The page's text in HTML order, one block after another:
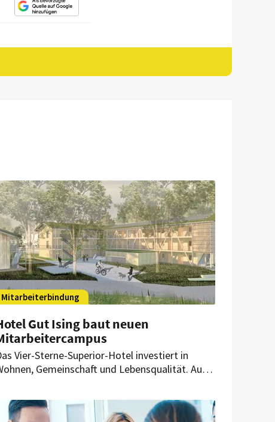
Mitarbeiterbindung
Gut Ising baut neuen
Vier-Sterne-Superior-Hotel investiert in
Gemeinschaft und Lebensqualität. Auf
entstehen derzeit zwei neue Wohngebäude für
Auszubildende sowie Fach- und Führungskräfte.